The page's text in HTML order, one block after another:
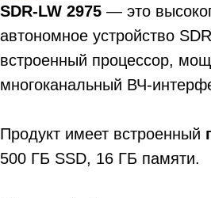
SDR-LW 2975 — это
автономное устройство
встроенный процессор,
многоканальный ВЧ-
Продукт имеет встроенный
500 ГБ SSD, 16 ГБ памяти.